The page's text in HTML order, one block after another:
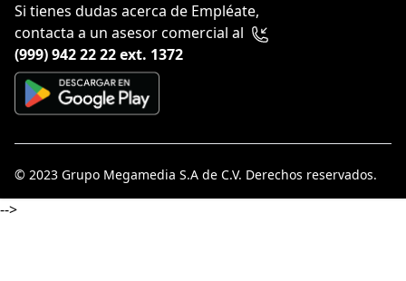
Si tienes dudas acerca de Empléate,
contacta a un asesor comercial al
(999) 942 22 22 ext. 1372
© 2023 Grupo Megamedia S.A de C.V. Derechos reservados.
-->